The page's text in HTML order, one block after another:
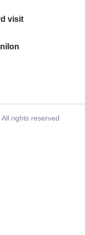
visit
rights reserved